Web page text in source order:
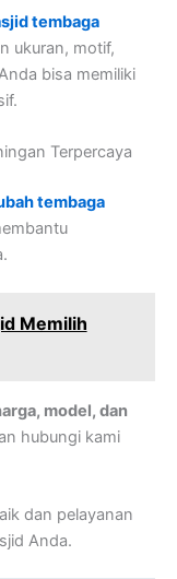
tembaga
ukuran, motif,
bisa memiliki
Terpercaya
tembaga
Memilih
model, dan
hubungi kami
dan pelayanan
Anda.